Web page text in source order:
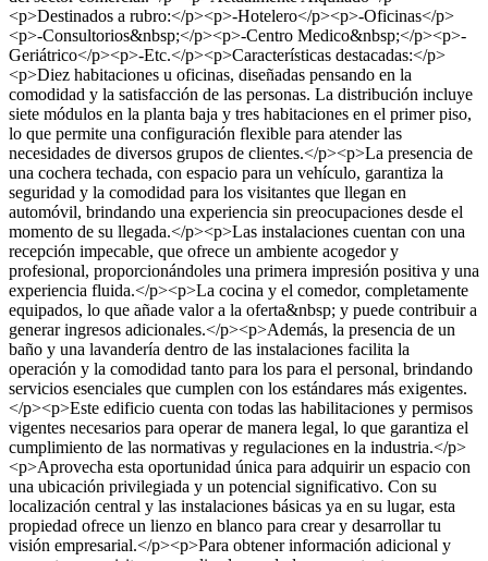
<p>Destinados a rubro:</p><p>-Hotelero</p><p>-Oficinas</p>
<p>-Consultorios&nbsp;</p><p>-Centro Medico&nbsp;</p><p>-
Geriátrico</p><p>-Etc.</p><p>Características destacadas:</p>
<p>Diez habitaciones u oficinas, diseñadas pensando en la
comodidad y la satisfacción de las personas. La distribución incluye
siete módulos en la planta baja y tres habitaciones en el primer piso,
lo que permite una configuración flexible para atender las
necesidades de diversos grupos de clientes.</p><p>La presencia de
una cochera techada, con espacio para un vehículo, garantiza la
seguridad y la comodidad para los visitantes que llegan en
automóvil, brindando una experiencia sin preocupaciones desde el
momento de su llegada.</p><p>Las instalaciones cuentan con una
recepción impecable, que ofrece un ambiente acogedor y
profesional, proporcionándoles una primera impresión positiva y una
experiencia fluida.</p><p>La cocina y el comedor, completamente
equipados, lo que añade valor a la oferta&nbsp; y puede contribuir a
generar ingresos adicionales.</p><p>Además, la presencia de un
baño y una lavandería dentro de las instalaciones facilita la
operación y la comodidad tanto para los para el personal, brindando
servicios esenciales que cumplen con los estándares más exigentes.
</p><p>Este edificio cuenta con todas las habilitaciones y permisos
vigentes necesarios para operar de manera legal, lo que garantiza el
cumplimiento de las normativas y regulaciones en la industria.</p>
<p>Aprovecha esta oportunidad única para adquirir un espacio con
una ubicación privilegiada y un potencial significativo. Con su
localización central y las instalaciones básicas ya en su lugar, esta
propiedad ofrece un lienzo en blanco para crear y desarrollar tu
visión empresarial.</p><p>Para obtener información adicional y